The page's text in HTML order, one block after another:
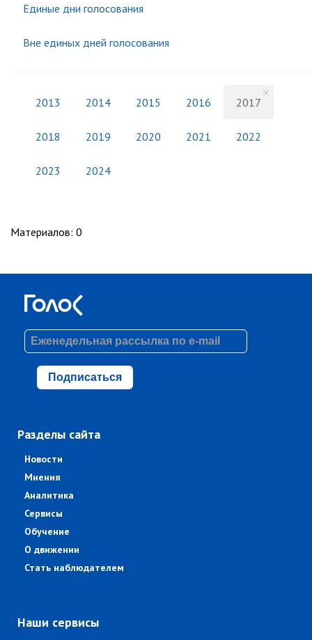
Единые дни голосования
Вне единых дней голосования
2013 2014 2015 2016 2017
2018 2019 2020 2021 2022
2023 2024
Материалов: 0
Подписаться
Разделы сайта
Новости
Мнения
Аналитика
Сервисы
Обучение
О движении
Стать наблюдателем
Наши сервисы